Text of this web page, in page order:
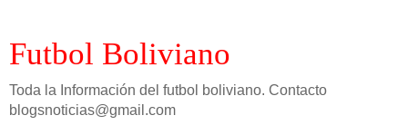
Futbol Boliviano
Toda la Información del futbol boliviano. Contacto
blogsnoticias@gmail.com